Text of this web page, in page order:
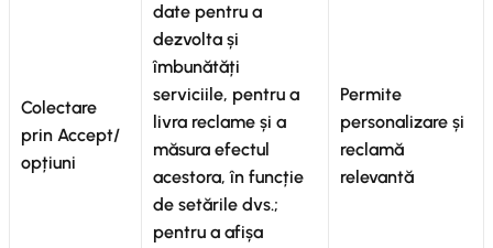
Colectare
prin Accept/
opțiuni
date pentru a
dezvolta și
îmbunătăți
serviciile, pentru a
livra reclame și a
măsura efectul
acestora, în funcție
de setările dvs.;
pentru a afișa
Permite
personalizare și
reclamă
relevantă